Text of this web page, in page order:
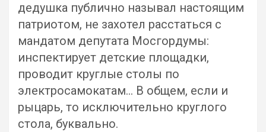
дедушка публично называл настоящим
патриотом, не захотел расстаться с
мандатом депутата Мосгордумы:
инспектирует детские площадки,
проводит круглые столы по
электросамокатам… В общем, если и
рыцарь, то исключительно круглого
стола, буквально.